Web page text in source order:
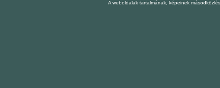
A weboldalak tartalmának, képeinek